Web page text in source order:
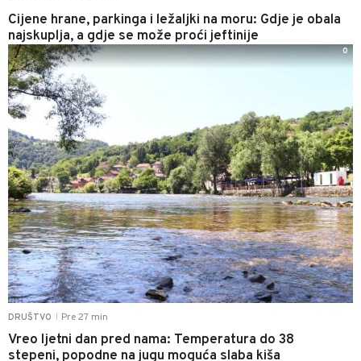
Cijene hrane, parkinga i ležaljki na moru: Gdje je obala
najskuplja, a gdje se može proći jeftinije
DRUŠTVO Pre 27 min
Vreo ljetni dan pred nama: Temperatura do 38
stepeni, popodne na jugu moguća slaba kiša
0